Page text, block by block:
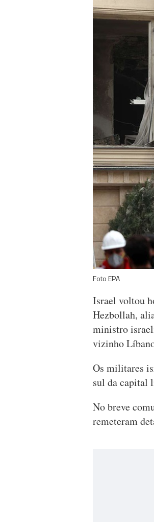
Foto EPA
Israel voltou
Hezbollah,
ministro
vizinho
Os militares
sul da capital
No breve
remeteram